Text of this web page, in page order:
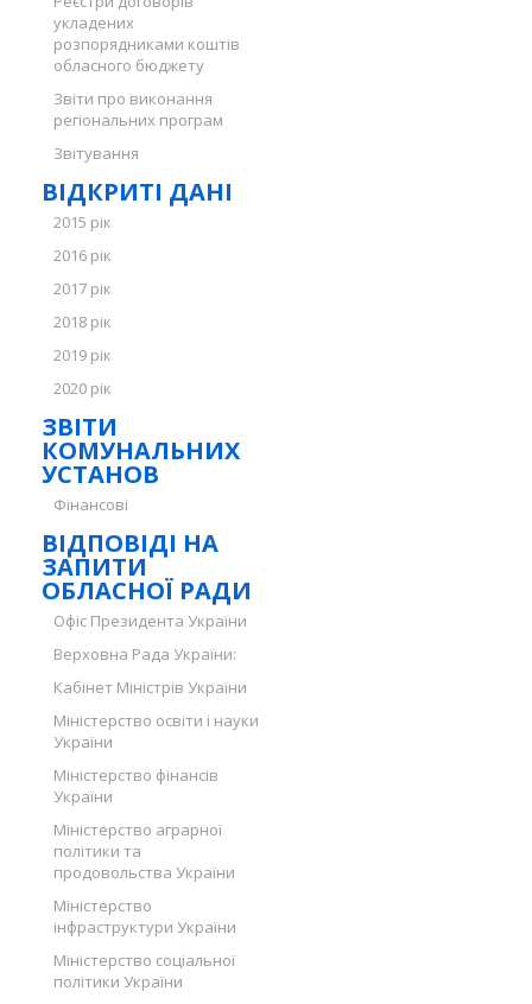
укладених
розпорядниками коштів
обласного бюджету
Звіти про виконання
регіональних програм
Звітування
ВІДКРИТІ ДАНІ
2015 рік
2016 рік
2017 рік
2018 рік
2019 рік
2020 рік
ЗВІТИ
КОМУНАЛЬНИХ
УСТАНОВ
Фінансові
ВІДПОВІДІ НА
ЗАПИТИ
ОБЛАСНОЇ РАДИ
Офіс Президента України
Верховна Рада України:
Кабінет Міністрів України
Міністерство освіти і науки
України
Міністерство фінансів
України
Міністерство аграрної
політики та
продовольства України
Міністерство
інфраструктури України
Міністерство соціальної
політики України